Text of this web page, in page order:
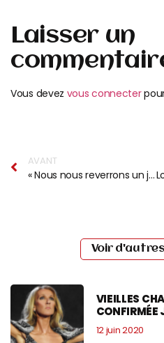
Laisser un
Vous devez vous connecter
AVANT
« Nous nous reverrons un jour ou l’autre »
Voir
VIEILLES
CONFIRMÉE
12 juin 2020